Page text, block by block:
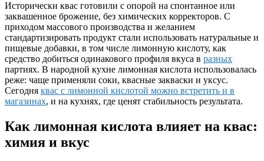
Исторически квас готовили с опорой на спонтанное или
заквашенное брожение, без химических корректоров. С
приходом массового производства и желанием
стандартизировать продукт стали использовать натуральные и
пищевые добавки, в том числе лимонную кислоту, как
средство добиться одинакового профиля вкуса в разных
партиях. В народной кухне лимонная кислота использовалась
реже: чаще применяли соки, квасные закваски и уксус.
Сегодня квас с лимонной кислотой можно встретить и в
магазинах, и на кухнях, где ценят стабильность результата.
Как лимонная кислота влияет на квас:
химия и вкус